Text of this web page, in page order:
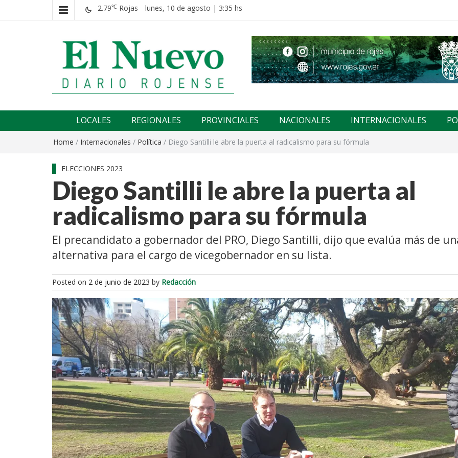
2.79℃ Rojas lunes, 10 de agosto | 3:35 hs
El nuevo rojense
LOCALES REGIONALES PROVINCIALES NACIONALES INTERNACIONALES
Home / Internacionales / Política / Diego Santilli le abre la puerta al radicalismo para su fórmula
ELECCIONES 2023
Diego Santilli le abre la puerta al
radicalismo para su fórmula
El precandidato a gobernador del PRO, Diego Santilli, dijo que evalúa más de
alternativa para el cargo de vicegobernador en su lista.
Posted on 2 de junio de 2023 by Redacción